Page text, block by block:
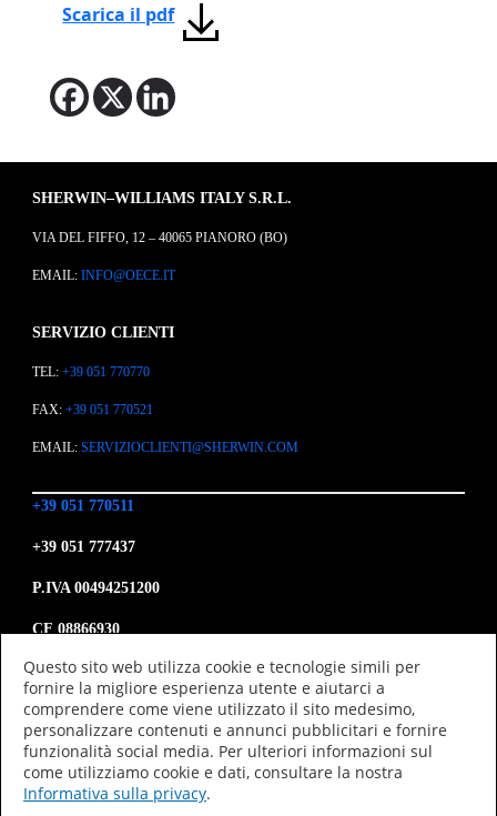
Scarica il pdf
SHERWIN–WILLIAMS ITALY S.R.L.
VIA DEL FIFFO, 12 – 40065 PIANORO (BO)
EMAIL:INFO@OECE.IT
SERVIZIO CLIENTI
TEL:+39 051 770770
FAX:+39 051 770521
EMAIL:SERVIZIOCLIENTI@SHERWIN.COM
+39 051 770511
+39 051 777437
P.IVA 00494251200
CF 08866930
Azienda
Categorie di Prodotti
Ricerca e Sviluppo
Comunicazione
Contattaci
Privacy Policy
Questo sito web utilizza cookie e tecnologie simili per
fornire la migliore esperienza utente e aiutarci a
comprendere come viene utilizzato il sito medesimo,
personalizzare contenuti e annunci pubblicitari e fornire
funzionalità social media. Per ulteriori informazioni sul
come utilizziamo cookie e dati, consultare la nostra
Informativa sulla privacy.